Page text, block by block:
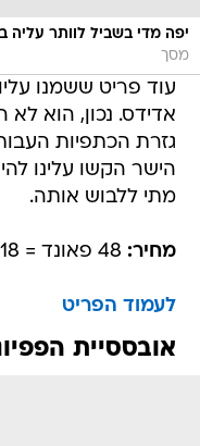
יפה מדי בשביל לוותר עליה
מסך
עוד פריט ששמנו
אדידס. נכון, הוא לא
גזרת הכתפיות
הישר הקשו עלינו
מתי ללבוש אותה.
מחיר:
לעמוד הפריט
אובססיית